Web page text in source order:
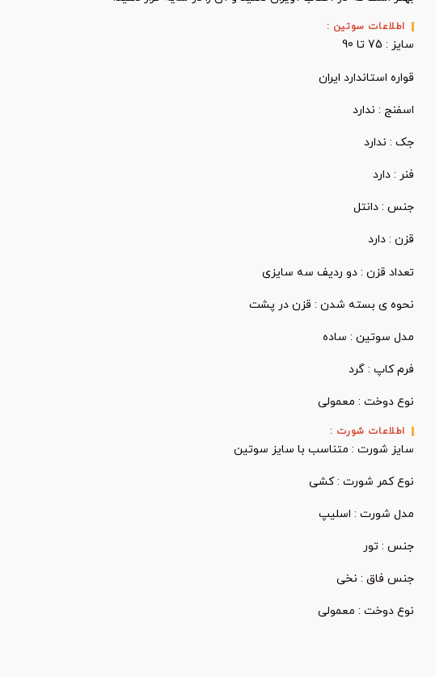
اطلاعات سوتین :
سایز : 75 تا 90
قواره استاندارد ایران
اسفنج : ندارد
جک : ندارد
فنر : دارد
جنس : دانتل
قزن : دارد
تعداد قزن : دو ردیف سه سایزی
نحوه ی بسته شدن : قزن در پشت
مدل سوتین : ساده
فرم کاپ : گرد
نوع دوخت : معمولی
اطلاعات شورت :
سایز شورت : متناسب با سایز سوتین
نوع کمر شورت : کشی
مدل شورت : اسلیپ
جنس : تور
جنس فاق : نخی
نوع دوخت : معمولی